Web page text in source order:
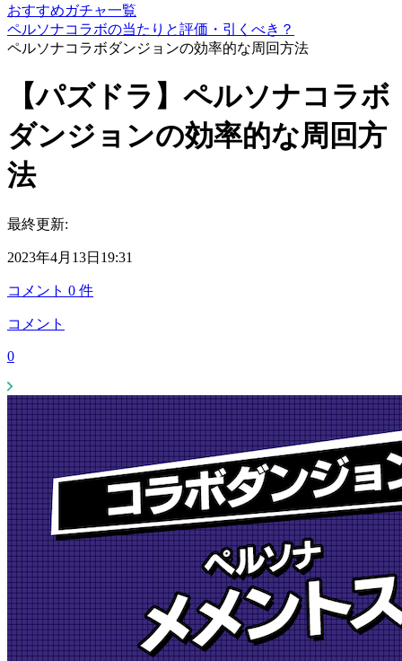
おすすめガチャ一覧
ペルソナコラボの当たりと評価・引くべき？
ペルソナコラボダンジョンの効率的な周回方法
【パズドラ】ペルソナコラボ
ダンジョンの効率的な周回方
法
最終更新:
2023年4月13日19:31
コメント 0 件
コメント
0